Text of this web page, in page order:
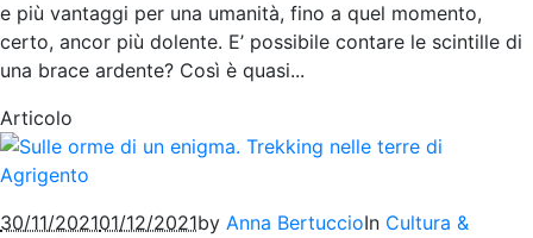
e più vantaggi per una umanità, fino a quel momento,
certo, ancor più dolente. E’ possibile contare le scintille di
una brace ardente? Così è quasi...
Articolo
30/11/202101/12/2021by Anna BertuccioIn Cultura &